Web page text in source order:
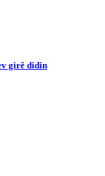
girê didin